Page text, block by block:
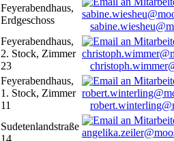
Feyerabendhaus,
Erdgeschoss
Feyerabendhaus,
2. Stock, Zimmer
23
Feyerabendhaus,
1. Stock, Zimmer
11
Sudetenlandstraße
14